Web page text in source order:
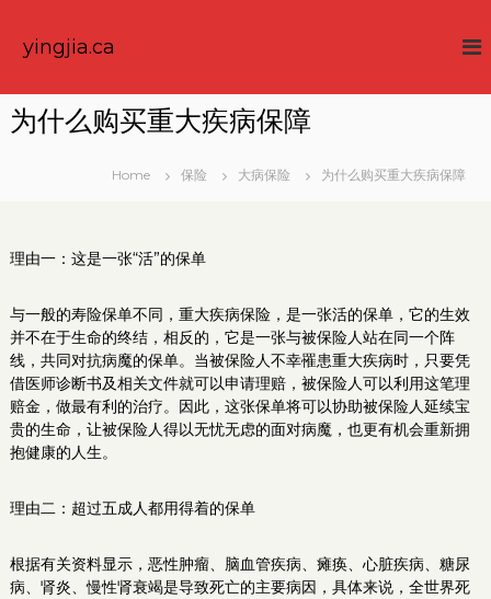
yingjia.ca
为什么购买重大疾病保障
Home 保险 大病保险 为什么购买重大疾病保障
理由一：这是一张“活”的保单
与一般的寿险保单不同，重大疾病保险，是一张活的保单，它的生效
并不在于生命的终结，相反的，它是一张与被保险人站在同一个阵
线，共同对抗病魔的保单。当被保险人不幸罹患重大疾病时，只要凭
借医师诊断书及相关文件就可以申请理赔，被保险人可以利用这笔理
赔金，做最有利的治疗。因此，这张保单将可以协助被保险人延续宝
贵的生命，让被保险人得以无忧无虑的面对病魔，也更有机会重新拥
抱健康的人生。
理由二：超过五成人都用得着的保单
根据有关资料显示，恶性肿瘤、脑血管疾病、瘫痪、心脏疾病、糖尿
病、肾炎、慢性肾衰竭是导致死亡的主要病因，具体来说，全世界死